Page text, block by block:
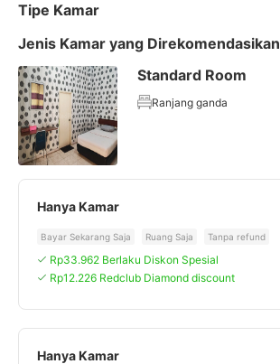
Tipe Kamar
Jenis Kamar yang Direkomendasikan
Standard Room
Ranjang ganda
Hanya Kamar
Bayar Sekarang Saja Ruang Saja Tanpa refund
Rp33.962 Berlaku Diskon Spesial
Rp12.226 Redclub Diamond discount
Hanya Kamar